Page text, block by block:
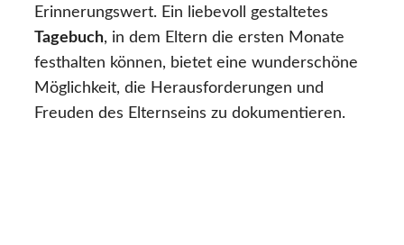
Erinnerungswert. Ein liebevoll gestaltetes
Tagebuch, in dem Eltern die ersten Monate
festhalten können, bietet eine wunderschöne
Möglichkeit, die Herausforderungen und
Freuden des Elternseins zu dokumentieren.